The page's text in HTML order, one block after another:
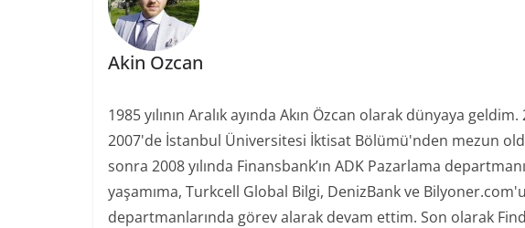
Akin Ozcan
1985 yılının Aralık ayında Akın Özcan olarak dünyaya
2007'de İstanbul Üniversitesi İktisat Bölümü'nden mezun
sonra 2008 yılında Finansbank’ın ADK Pazarlama
yaşamıma, Turkcell Global Bilgi, DenizBank ve
departmanlarında görev alarak devam ettim. Son olarak